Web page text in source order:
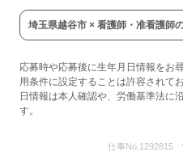
応
埼玉県越谷市 × 看護師・准看護師
応募時や応募後に生年月日情報をお
用条件に設定することは許容されて
日情報は本人確認や、労働基準法に
す。
仕事No. 1292815